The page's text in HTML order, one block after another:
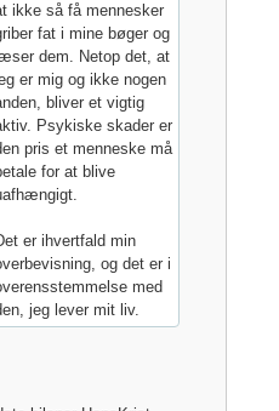
ikke så få mennesker
fat i mine bøger og
dem. Netop det, at
er mig og ikke nogen
bliver et vigtig
Psykiske skader er
pris et menneske må
for at blive
er ihvertfald min
og det er i
med
jeg lever mit liv.